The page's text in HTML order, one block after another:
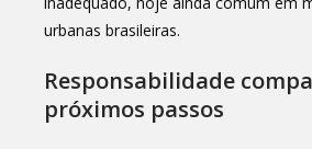
urbanas brasileiras.
Responsabilidade
próximos passos